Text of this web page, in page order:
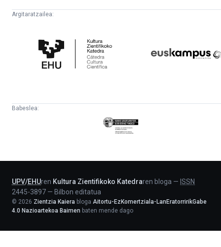
Argitaratzailea:
Zientifikoko
Katedra
Babeslea:
Eusko
Jaurlaritza
UPV/EHUren Kultura Zientifikoko Katedraren bloga — ISSN
2445-3897 — Bilbon editatua
© 2026 Zientzia Kaiera bloga Aitortu-EzKomertziala-LanEratorririkGabe
4.0 Nazioartekoa Baimen baten mende dago